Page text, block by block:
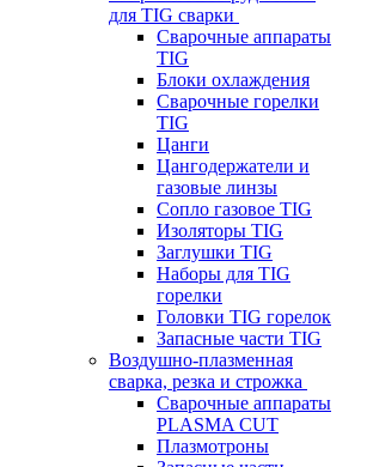
для TIG сварки
Сварочные аппараты
TIG
Блоки охлаждения
Сварочные горелки
TIG
Цанги
Цангодержатели и
газовые линзы
Сопло газовое TIG
Изоляторы TIG
Заглушки TIG
Наборы для TIG
горелки
Головки TIG горелок
Запасные части TIG
Воздушно-плазменная
сварка, резка и строжка
Сварочные аппараты
PLASMA CUT
Плазмотроны